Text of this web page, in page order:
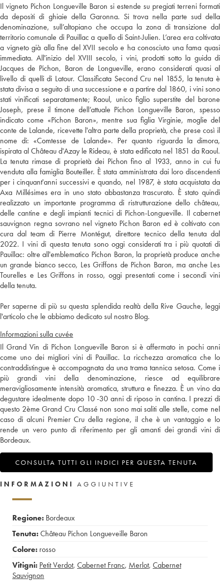
Il vigneto Pichon Longueville Baron si estende su pregiati terreni formati
da depositi di ghiaie della Garonna. Si trova nella parte sud della
denominazione, sull’altopiano che occupa la zona di transizione dal
territorio comunale di Pauillac a quello di Saint-Julien. L’area era coltivata
a vigneto già alla fine del XVII secolo e ha conosciuto una fama quasi
immediata. All'inizio del XVIII secolo, i vini, prodotti sotto la guida di
Jacques de Pichon, Baron de Longueville, erano considerati quasi al
livello di quelli di Latour. Classificata Second Cru nel 1855, la tenuta è
stata divisa a seguito di una successione e a partire dal 1860, i vini sono
stati vinificati separatamente; Raoul, unico figlio superstite del barone
Joseph, prese il timone dell’attuale Pichon Longueville Baron, spesso
indicato come «Pichon Baron», mentre sua figlia Virginie, moglie del
conte de Lalande, ricevette l'altra parte della proprietà, che prese così il
nome di: «Comtesse de Lalande». Per quanto riguarda la dimora,
ispirata al Château d'Azay le Rideau, è stata edificata nel 1851 da Raoul.
La tenuta rimase di proprietà dei Pichon fino al 1933, anno in cui fu
venduta alla famiglia Bouteiller. È stata amministrata dai loro discendenti
per i cinquant'anni successivi e quando, nel 1987, è stata acquistata da
Axa Millésimes era in uno stato abbastanza trascurato. È stato quindi
realizzato un importante programma di ristrutturazione dello château,
delle cantine e degli impianti tecnici di Pichon-Longueville. Il cabernet
sauvignon regna sovrano nel vigneto Pichon Baron ed è coltivato con
cura dal team di Pierre Montégut, direttore tecnico della tenuta dal
2022. I vini di questa tenuta sono oggi considerati tra i più quotati di
Pauillac: oltre all'emblematico Pichon Baron, la proprietà produce anche
un grande bianco secco, Les Griffons de Pichon Baron, ma anche Les
Tourelles e Les Griffons in rosso, oggi presentati come i secondi vini
della tenuta.
Per saperne di più su questa splendida realtà della Rive Gauche, leggi
l'articolo che le abbiamo dedicato sul nostro Blog.
Informazioni sulla cuvée
Il Grand Vin di Pichon Longueville Baron si è affermato in pochi anni
come uno dei migliori vini di Pauillac. La ricchezza aromatica che lo
contraddistingue è accompagnata da una trama tannica setosa. Come i
più grandi vini della denominazione, riesce ad equilibrare
meravigliosamente intensità aromatica, struttura e finezza. È un vino da
degustare idealmente dopo 10 -30 anni di riposo in cantina. I prezzi di
questo 2ème Grand Cru Classé non sono mai saliti alle stelle, come nel
caso di alcuni Premier Cru della regione, il che è un vantaggio e lo
rende un vero punto di riferimento per gli amanti dei grandi vini di
Bordeaux.
CONSULTA TUTTI GLI INDICI PER QUESTA TENUTA
INFORMAZIONI AGGIUNTIVE
Regione: Bordeaux
Tenuta:Château Pichon Longueveille Baron
Colore: rosso
Vitigni: Petit Verdot, Cabernet Franc, Merlot, Cabernet
Sauvignon